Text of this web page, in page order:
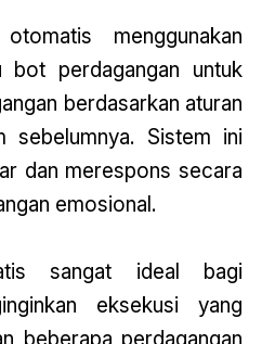
menggunakan
bot perdagangan untuk
berdasarkan aturan
sebelumnya. Sistem ini
dan merespons secara
emosional.
sangat ideal bagi
eksekusi yang